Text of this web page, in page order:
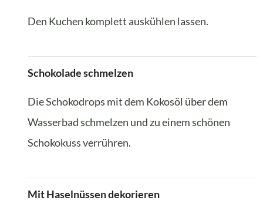
Den Kuchen komplett auskühlen lassen.
Schokolade schmelzen
Die Schokodrops mit dem Kokosöl über dem
Wasserbad schmelzen und zu einem schönen
Schokokuss verrühren.
Mit Haselnüssen dekorieren